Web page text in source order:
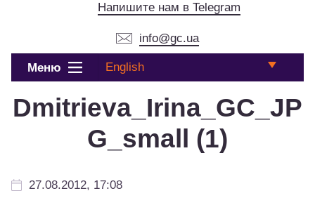
Напишите нам в Telegram
info@gc.ua
Меню English
Dmitrieva_Irina_GC_JP
G_small (1)
27.08.2012, 17:08